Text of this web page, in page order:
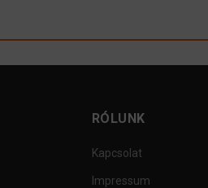
RÓLUNK
Kapcsolat
Impressum